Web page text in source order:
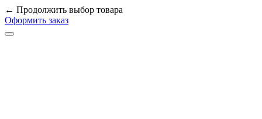
← Продолжить выбор товара
Оформить заказ